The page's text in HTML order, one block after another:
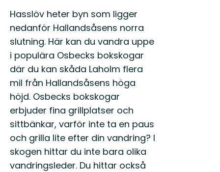
Hasslöv heter byn som ligger
nedanför Hallandsåsens norra
slutning. Här kan du vandra uppe
i populära Osbecks bokskogar
där du kan skåda Laholm flera
mil från Hallandsåsens höga
höjd. Osbecks bokskogar
erbjuder fina grillplatser och
sittbänkar, varför inte ta en paus
och grilla lite efter din vandring? I
skogen hittar du inte bara olika
vandringsleder. Du hittar också